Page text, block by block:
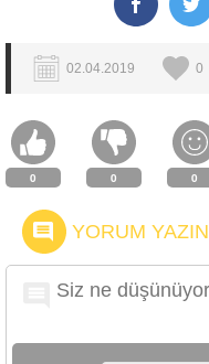
02.04.2019 0
0 0 0
YORUM YAZIN